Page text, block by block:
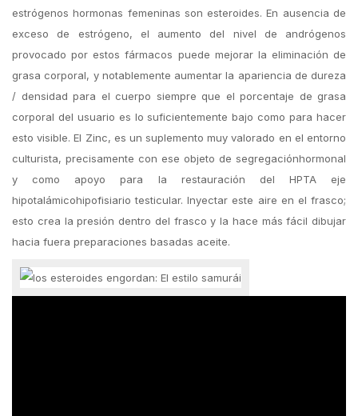
estrógenos hormonas femeninas son esteroides. En ausencia de
exceso de estrógeno, el aumento del nivel de andrógenos
provocado por estos fármacos puede mejorar la eliminación de
grasa corporal, y notablemente aumentar la apariencia de dureza
/ densidad para el cuerpo siempre que el porcentaje de grasa
corporal del usuario es lo suficientemente bajo como para hacer
esto visible. El Zinc, es un suplemento muy valorado en el entorno
culturista, precisamente con ese objeto de segregaciónhormonal
y como apoyo para la restauración del HPTA eje
hipotalámicohipofisiario testicular. Inyectar este aire en el frasco;
esto crea la presión dentro del frasco y la hace más fácil dibujar
hacia fuera preparaciones basadas aceite.